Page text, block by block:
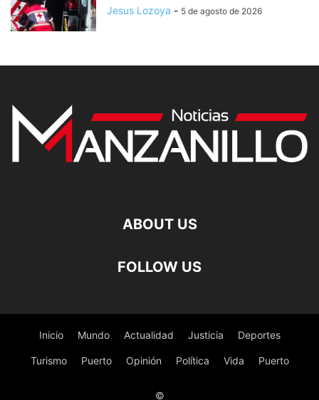
Jesus Lozoya - 5 de agosto de 2026
ABOUT US
FOLLOW US
Inicio Mundo Actualidad Justicia Deportes
Turismo Puerto Opinión Política Vida Puerto
©